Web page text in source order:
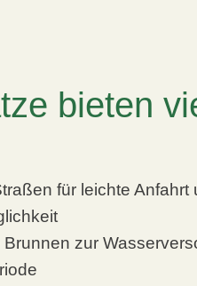
bieten
für leichte Anfahrt
zur